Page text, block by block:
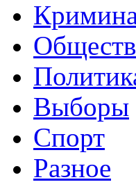
Выборы
Спорт
Разное